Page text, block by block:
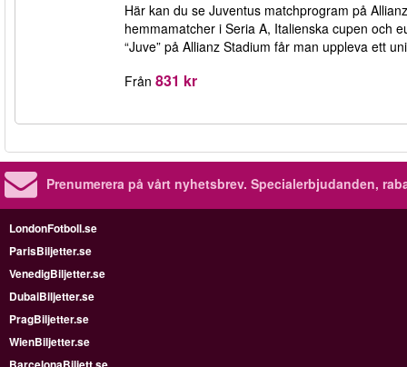
Här kan du se Juventus matchprogram på
hemmamatcher i Seria A, Italienska cupen och
“Juve” på Allianz Stadium får man uppleva ett
Från 831 kr
Prenumerera på vårt nyhetsbrev. Specialerbjudanden,
LondonFotboll.se
ParisBiljetter.se
VenedigBiljetter.se
DubaiBiljetter.se
PragBiljetter.se
WienBiljetter.se